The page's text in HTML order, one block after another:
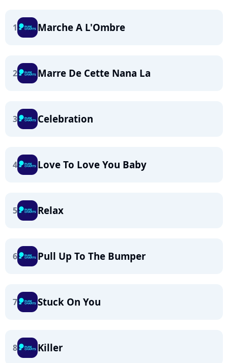
1 Marche A L'Ombre
2 Marre De Cette Nana La
3 Celebration
4 Love To Love You Baby
5 Relax
6 Pull Up To The Bumper
7 Stuck On You
8 Killer